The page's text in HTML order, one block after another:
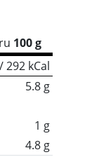
100 g
292 kCal
5.8 g
1 g
4.8 g